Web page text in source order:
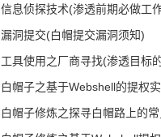
信息侦探技术(渗透前期必做工
漏洞提交(白帽提交漏洞须知)
工具使用之厂商寻找(渗透目标
白帽子之基于Webshell的提权
白帽子修炼之探寻白帽路上的